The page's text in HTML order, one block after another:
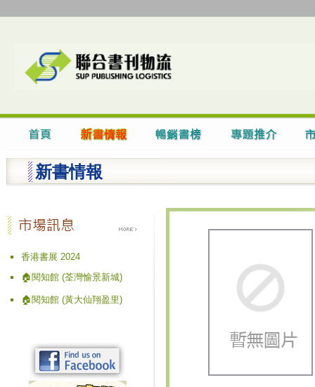
新書情報
香港書展 2024
🏠閱知館 (荃灣愉景新城)
🏠閱知館 (黃大仙翔盈里)